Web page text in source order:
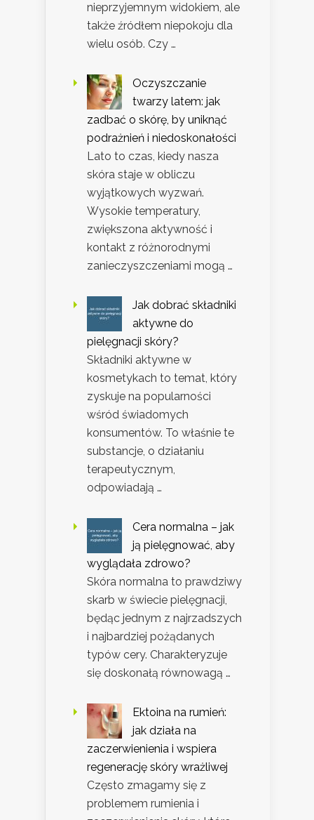
nieprzyjemnym widokiem, ale
także źródłem niepokoju dla
wielu osób. Czy …
Oczyszczanie
twarzy latem: jak
zadbać o skórę, by uniknąć
podrażnień i niedoskonałości
Lato to czas, kiedy nasza
skóra staje w obliczu
wyjątkowych wyzwań.
Wysokie temperatury,
zwiększona aktywność i
kontakt z różnorodnymi
zanieczyszczeniami mogą …
Jak dobrać składniki
aktywne do
pielęgnacji skóry?
Składniki aktywne w
kosmetykach to temat, który
zyskuje na popularności
wśród świadomych
konsumentów. To właśnie te
substancje, o działaniu
terapeutycznym,
odpowiadają …
Cera normalna – jak
ją pielęgnować, aby
wyglądała zdrowo?
Skóra normalna to prawdziwy
skarb w świecie pielęgnacji,
będąc jednym z najrzadszych
i najbardziej pożądanych
typów cery. Charakteryzuje
się doskonałą równowagą …
Ektoina na rumień:
jak działa na
zaczerwienienia i wspiera
regenerację skóry wrażliwej
Często zmagamy się z
problemem rumienia i